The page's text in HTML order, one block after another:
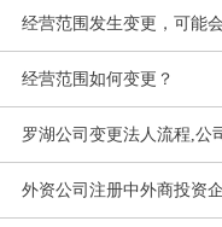
经营范围发生变更，可能
经营范围如何变更？
罗湖公司变更法人流程,公
外资公司注册中外商投资